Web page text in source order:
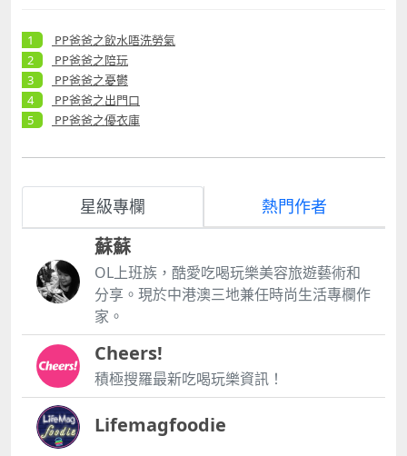
PP爸爸之飲水唔洗勞氣
PP爸爸之陪玩
PP爸爸之憂鬱
PP爸爸之出門口
PP爸爸之優衣庫
星級專欄 熱門作者
蘇蘇
OL上班族，酷愛吃喝玩樂美容旅遊藝術和
分享。現於中港澳三地兼任時尚生活專欄作
家。
Cheers!
積極搜羅最新吃喝玩樂資訊！
Lifemagfoodie